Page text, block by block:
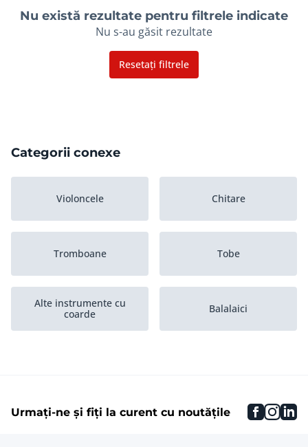
Nu există rezultate pentru filtrele indicate
Nu s-au găsit rezultate
Resetați filtrele
Categorii conexe
Violoncele Chitare
Tromboane Tobe
Alte instrumente cu
coarde
Balalaici
Piane cu coarda Violine
Urmați-ne și fiți la curent cu noutățile